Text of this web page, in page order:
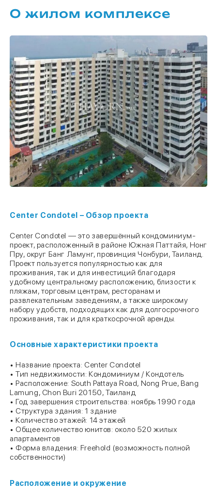
О жилом комплексе
Center Condotel – Обзор проекта
Center Condotel — это завершённый кондоминиум-
проект, расположенный в районе Южная Паттайя, Нонг
Пру, округ Банг Ламунг, провинция Чонбури, Таиланд.
Проект пользуется популярностью как для
проживания, так и для инвестиций благодаря
удобному центральному расположению, близости к
пляжам, торговым центрам, ресторанам и
развлекательным заведениям, а также широкому
набору удобств, подходящих как для долгосрочного
проживания, так и для краткосрочной аренды.
Основные характеристики проекта
• Название проекта: Center Condotel
• Тип недвижимости: Кондоминиум / Кондотель
• Расположение: South Pattaya Road, Nong Prue, Bang
Lamung, Chon Buri 20150, Таиланд
• Год завершения строительства: ноябрь 1990 года
• Структура здания: 1 здание
• Количество этажей: 14 этажей
• Общее количество юнитов: около 520 жилых
апартаментов
• Форма владения: Freehold (возможность полной
собственности)
Расположение и окружение